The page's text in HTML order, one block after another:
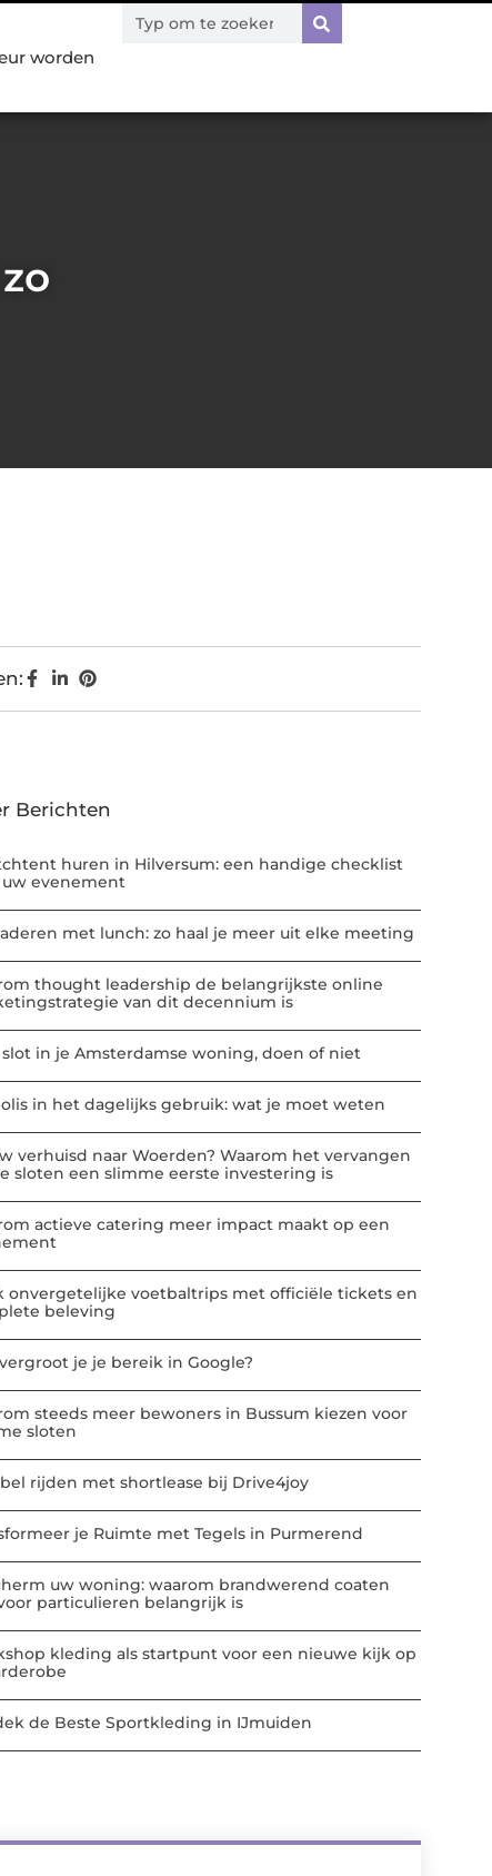
worden
Berichten
huren in Hilversum: een handige checklist
uw evenement
met lunch: zo haal je meer uit elke meeting
thought leadership de belangrijkste online
van dit decennium is
in je Amsterdamse woning, doen of niet
in het dagelijks gebruik: wat je moet weten
verhuisd naar Woerden? Waarom het vervangen
sloten een slimme eerste investering is
actieve catering meer impact maakt op een
onvergetelijke voetbaltrips met officiële tickets en
beleving
je je bereik in Google?
steeds meer bewoners in Bussum kiezen voor
sloten
rijden met shortlease bij Drive4joy
je Ruimte met Tegels in Purmerend
uw woning: waarom brandwerend coaten
particulieren belangrijk is
kleding als startpunt voor een nieuwe kijk op
de Beste Sportkleding in IJmuiden